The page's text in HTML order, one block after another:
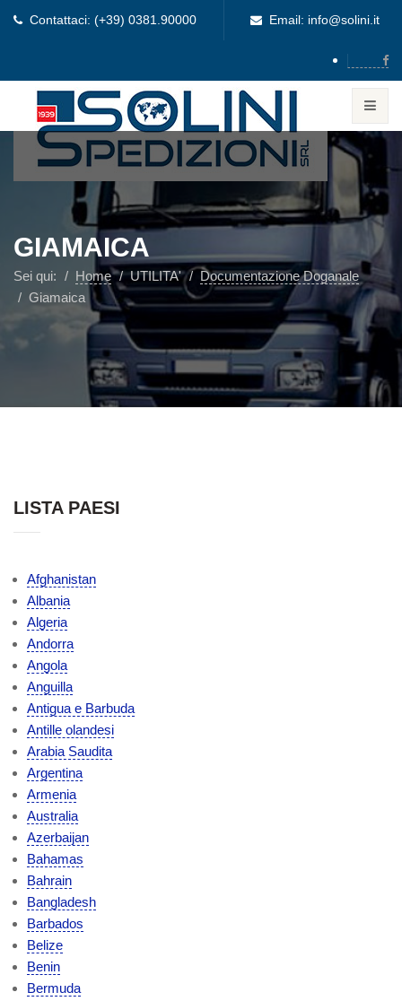
Contattaci: (+39) 0381.90000 Email: info@solini.it
GIAMAICA
Sei qui: Home UTILITA'
Documentazione Doganale
Giamaica
LISTA PAESI
Afghanistan
Albania
Algeria
Andorra
Angola
Anguilla
Antigua e Barbuda
Antille olandesi
Arabia Saudita
Argentina
Armenia
Australia
Azerbaijan
Bahamas
Bahrain
Bangladesh
Barbados
Belize
Benin
Bermuda